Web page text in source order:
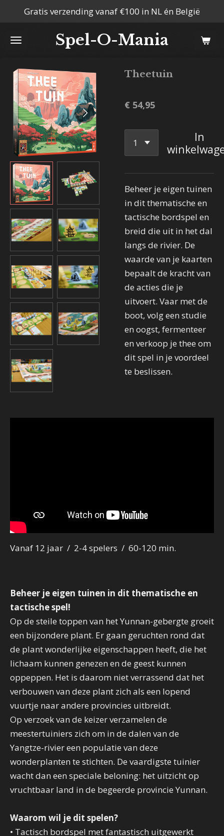
naar
hoofdinhoud
Spel-O-Mania
Gratis verzending vanaf €100 in NL én België
Theetuin
€ 54,95
In
Beheer je eigen tuinen
in dit thematische en
tactische bordspel en
breid die uit in het dal
langs de rivier. De
waarde van je kaarten
bepaalt de kracht van
de acties die je
uitvoert. Vaar met de
boot, volg een studie
en oogst, fermenteer
en verkoop je thee om
dit spel in je voordeel
te beslissen.
Vanaf 12 jaar / 2-4 spelers / 60-120 min.
Beheer je eigen tuinen in dit thematische en
tactische spel!
Op de steile toppen van het Yunnan-gebergte groeit
een bijzondere plant. Er gaan geruchten rond dat
de plant wonderlijke eigenschappen heeft, die het
lichaam kunnen genezen en de geest kunnen
oppeppen. Het is daarom niet verrassend dat het
verbouwen van deze plant zich als een lopend
vuurtje naar andere provincies uitbreidt.
Op verzoek van de keizer verzamelen de
meestertuiniers zich om in de dalen van de
Yangtze-rivier een populatie van deze
wonderplanten te stichten. De vaardigste tuinier
wacht dan een speciale beloning: het uitzicht op
vruchtbaar land in de begeerde provincie Yunnan.
Waarom wil je dit spelen?
• Tactisch bordspel met fantastisch uitgewerkt